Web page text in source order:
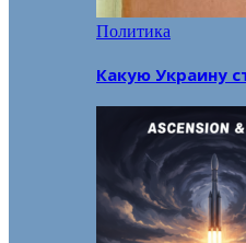
Политика
Какую Украину